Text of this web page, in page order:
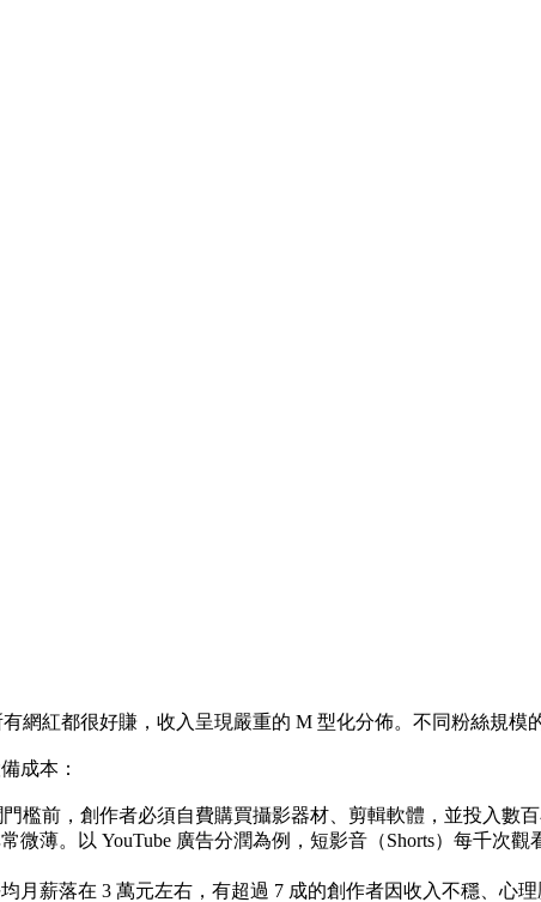
網紅都很好賺，收入呈現嚴重的 M 型化分佈。不同粉絲規模
成本：
檻前，創作者必須自費購買攝影器材、剪輯軟體，並投入數百
薄。以 YouTube 廣告分潤為例，短影音（Shorts）每千次
月薪落在 3 萬元左右，有超過 7 成的創作者因收入不穩、心